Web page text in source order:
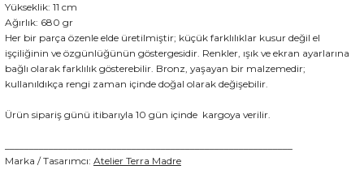
Yükseklik: 11 cm
Ağırlık: 680 gr
Her bir parça özenle elde üretilmiştir; küçük farklılıklar kusur değil el
işçiliğinin ve özgünlüğünün göstergesidir. Renkler, ışık ve ekran ayarlarına
bağlı olarak farklılık gösterebilir. Bronz, yaşayan bir malzemedir;
kullanıldıkça rengi zaman içinde doğal olarak değişebilir.
Ürün sipariş günü itibarıyla 10 gün içinde kargoya verilir.
Marka / Tasarımcı: Atelier Terra Madre